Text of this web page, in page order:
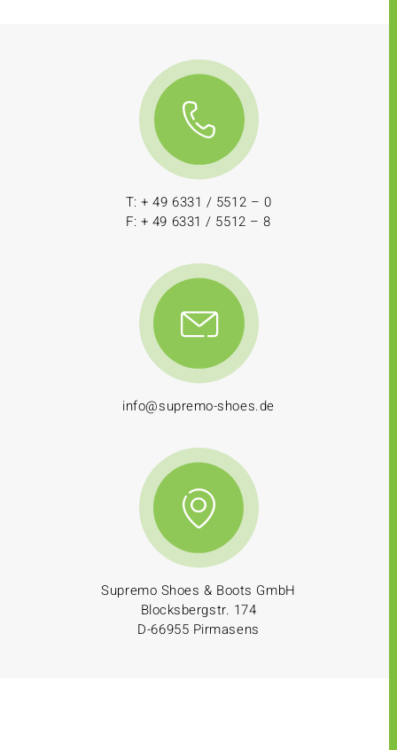
T: + 49 6331 / 5512 – 0
F: + 49 6331 / 5512 – 8
info@supremo-shoes.de
Supremo Shoes & Boots GmbH
Blocksbergstr. 174
D-66955 Pirmasens